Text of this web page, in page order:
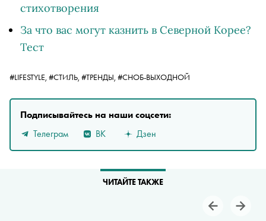
стихотворения
За что вас могут казнить в Северной Корее?
Тест
#LIFESTYLE, #СТИЛЬ, #ТРЕНДЫ, #СНОБ-ВЫХОДНОЙ
Подписывайтесь на наши соцсети:
Телеграм
ВК Дзен
ЧИТАЙТЕ ТАКЖЕ